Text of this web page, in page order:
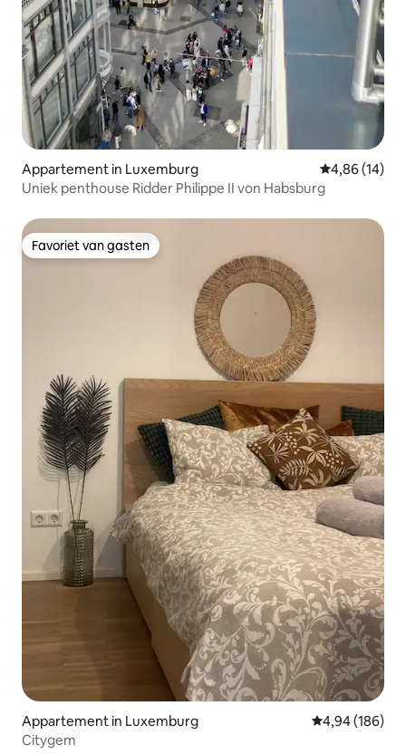
Appartement in Luxemburg Gemiddelde
4,86 (14)
Uniek penthouse Ridder Philippe II von Habsburg
Favoriet van gasten
Favoriet van gasten
Appartement in Luxemburg Gemiddelde
4,94 (186)
Citygem